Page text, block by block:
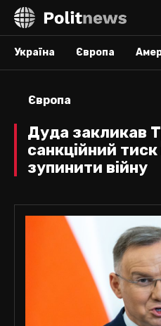
Україна Європа
Європа
Дуда закликав
санкційний
зупинити війну